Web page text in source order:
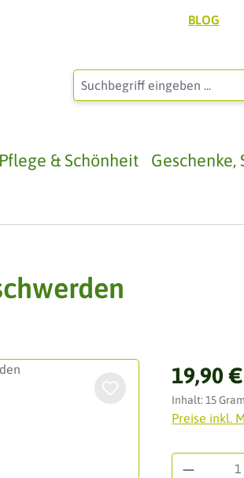
BLOG
Pflege & Schönheit Geschenke,
Regulärer
19,90 €
Inhalt: 15
Preise inkl.